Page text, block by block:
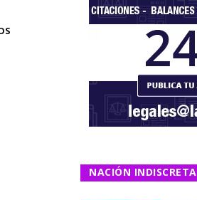
NACIÓN INDISCRETA